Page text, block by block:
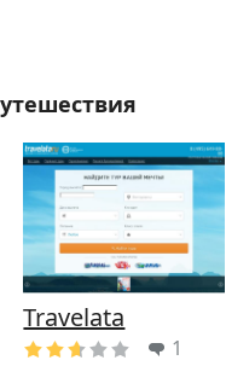
Travelata
1